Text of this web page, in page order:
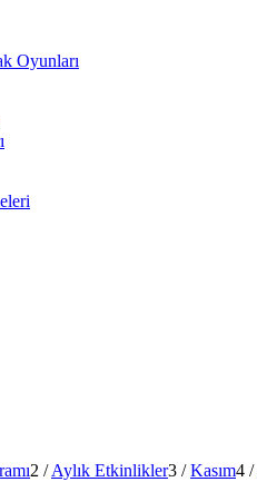
Oyunları
2 / Aylık Etkinlikler3 / Kasım4 /